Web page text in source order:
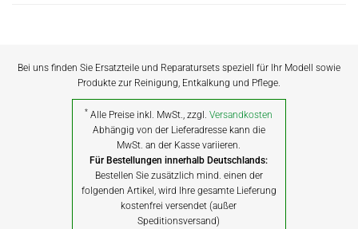
Bei uns finden Sie Ersatzteile und Reparatursets speziell für Ihr Modell sowie
Produkte zur Reinigung, Entkalkung und Pflege.
* Alle Preise inkl. MwSt., zzgl.Versandkosten
Abhängig von der Lieferadresse kann die
MwSt. an der Kasse variieren.
Für Bestellungen innerhalb Deutschlands:
Bestellen Sie zusätzlich mind. einen der
folgenden Artikel, wird Ihre gesamte Lieferung
kostenfrei versendet (außer
Speditionsversand)